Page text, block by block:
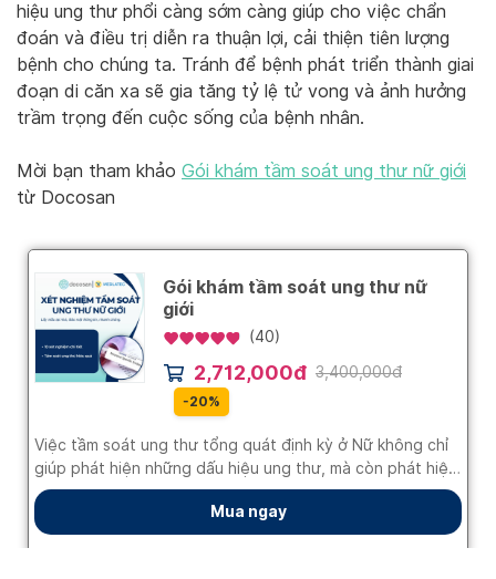
hiệu ung thư phổi càng sớm càng giúp cho việc chẩn
đoán và điều trị diễn ra thuận lợi, cải thiện tiên lượng
bệnh cho chúng ta. Tránh để bệnh phát triển thành giai
đoạn di căn xa sẽ gia tăng tỷ lệ tử vong và ảnh hưởng
trầm trọng đến cuộc sống của bệnh nhân.
Mời bạn tham khảo Gói khám tầm soát ung thư nữ giới
từ Docosan